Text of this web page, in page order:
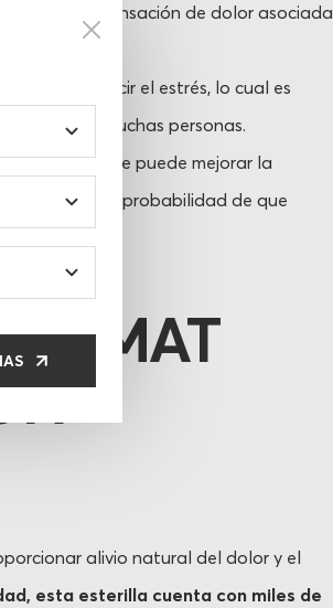
reducir la sensación de dolor asociada
y reducir el estrés, lo cual es
en muchas personas.
acupresión, se puede mejorar la
y reducir la probabilidad de que
alivio natural del dolor y el
esta esterilla cuenta con miles de